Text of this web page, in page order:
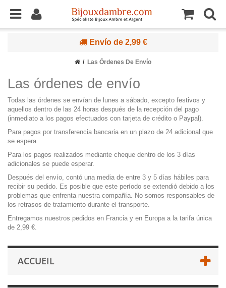
Envío de 2,99 €
Las Órdenes De Envío
Las órdenes de envío
Todas las órdenes se envían de lunes a sábado, excepto festivos y
aquellos dentro de las 24 horas después de la recepción del pago
(inmediato a los pagos efectuados con tarjeta de crédito o Paypal).
Para pagos por transferencia bancaria en un plazo de 24 adicional que
se espera.
Para los pagos realizados mediante cheque dentro de los 3 días
adicionales se puede esperar.
Después del envío, contó una media de entre 3 y 5 días hábiles para
recibir su pedido. Es posible que este período se extendió debido a los
problemas que enfrenta nuestra compañía. No somos responsables de
los retrasos de tratamiento durante el transporte.
Entregamos nuestros pedidos en Francia y en Europa a la tarifa única
de 2,99 €.
ACCUEIL